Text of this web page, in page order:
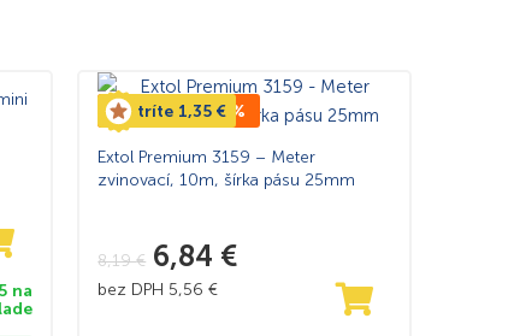
na
TOP CENA -16%
Ušetríte 1,35€
Extol Premium 3159 – Meter
zvinovací, 10m, šírka pásu 25mm
8,19€ 6,84 €
bez DPH 5,56€